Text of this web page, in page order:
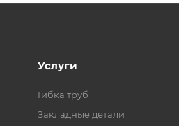
Услуги
Гибка труб
Закладные детали